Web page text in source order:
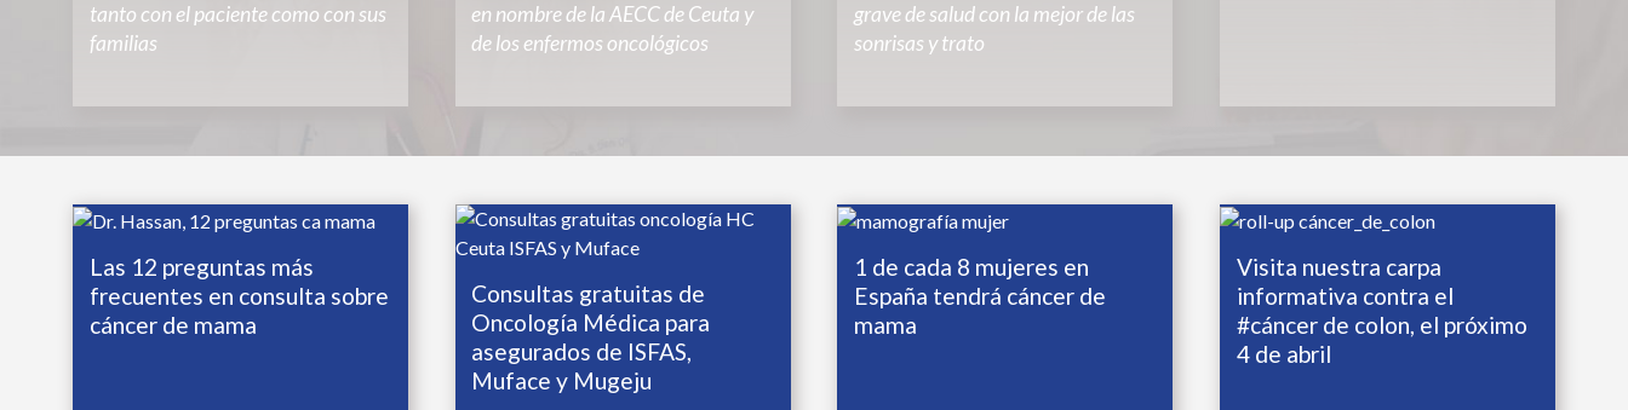
tanto con el paciente como con sus
familias
en nombre de la AECC de Ceuta y
de los enfermos oncológicos
grave de salud con la mejor de las
sonrisas y trato
Las 12 preguntas más
frecuentes en consulta sobre
cáncer de mama
Consultas gratuitas de
Oncología Médica para
asegurados de ISFAS,
Muface y Mugeju
1 de cada 8 mujeres en
España tendrá cáncer de
mama
Visita nuestra carpa
informativa contra el
#cáncer de colon, el próximo
4 de abril